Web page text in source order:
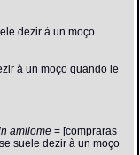
dezir à un moço
à un moço quando le
amilome= [compraras
suele dezir à un moço